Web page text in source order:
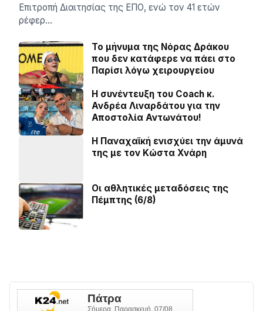
Επιτροπή Διαιτησίας της ΕΠΟ, ενώ τον 41 ετών
ρέφερ…
Το μήνυμα της Νόρας Δράκου
που δεν κατάφερε να πάει στο
Παρίσι λόγω χειρουργείου
H συνέντευξη του Coach κ.
Ανδρέα Λιναρδάτου για την
Αποστολία Αντωνάτου!
Η Παναχαϊκή ενισχύει την άμυνά
της με τον Κώστα Χνάρη
Οι αθλητικές μεταδόσεις της
Πέμπτης (6/8)